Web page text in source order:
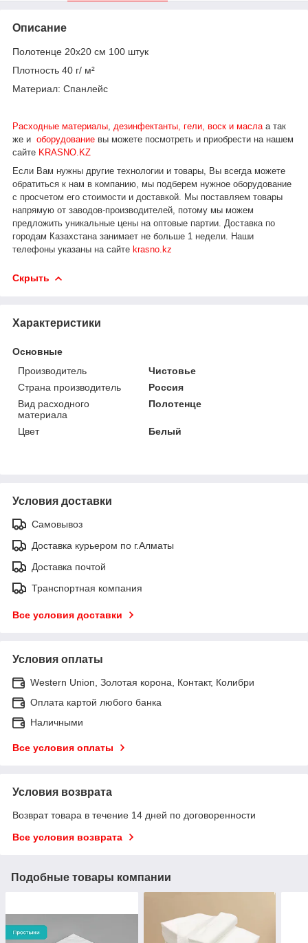
Описание
Полотенце 20х20 см 100 штук
Плотность 40 г/ м²
Материал: Спанлейс
Расходные материалы дезинфектанты, гели, воск и масла а так
же и оборудование вы можете посмотреть и приобрести на нашем
сайте KRASNO.KZ
Если Вам нужны другие технологии и товары, Вы всегда можете
обратиться к нам в компанию, мы подберем нужное оборудование
с просчетом его стоимости и доставкой.
Мы поставляем товары
напрямую от заводов-производителей, потому мы можем
предложить уникальные цены на оптовые партии. Доставка по
городам Казахстана занимает не больше 1 недели.
Наши
телефоны указаны на сайте krasno.kz
Скрыть
Характеристики
Основные
Производитель
Чистовье
Страна производитель
Россия
Вид расходного
материала
Полотенце
Цвет Белый
Условия доставки
Самовывоз
Доставка курьером по г.Алматы
Доставка почтой
Транспортная компания
Все условия доставки
Условия оплаты
Western Union, Золотая корона, Контакт, Колибри
Оплата картой любого банка
Наличными
Все условия оплаты
Условия возврата
Возврат товара в течение 14 дней по договоренности
Все условия возврата
Подобные товары компании